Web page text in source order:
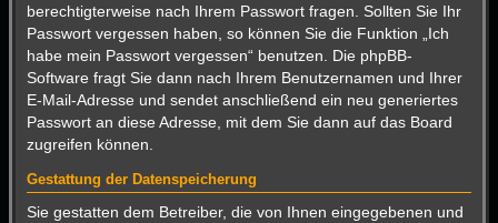
berechtigterweise nach Ihrem Passwort fragen. Sollten Sie Ihr
Passwort vergessen haben, so können Sie die Funktion „Ich
habe mein Passwort vergessen“ benutzen. Die phpBB-
Software fragt Sie dann nach Ihrem Benutzernamen und Ihrer
E-Mail-Adresse und sendet anschließend ein neu generiertes
Passwort an diese Adresse, mit dem Sie dann auf das Board
zugreifen können.
Gestattung der Datenspeicherung
Sie gestatten dem Betreiber, die von Ihnen eingegebenen und